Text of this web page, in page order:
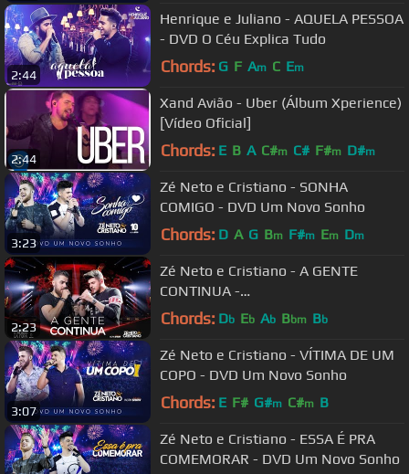
2:44
Henrique e Juliano - AQUELA PESSOA
- DVD O Céu Explica Tudo
Chords: G F Am C Em
2:44
Xand Avião - Uber (Álbum Xperience)
[Vídeo Oficial]
Chords: E B A C#m C# F#m D#m
3:23
Zé Neto e Cristiano - SONHA
COMIGO - DVD Um Novo Sonho
Chords: D A G Bm F#m Em Dm
2:23
Zé Neto e Cristiano - A GENTE
CONTINUA -
#EsqueceOMundoLaFora
Chords: Db Eb Ab Bbm Bb
3:07
Zé Neto e Cristiano - VÍTIMA DE UM
COPO - DVD Um Novo Sonho
Chords: E F# G#m C#m B
Zé Neto e Cristiano - ESSA É PRA
COMEMORAR - DVD Um Novo Sonho